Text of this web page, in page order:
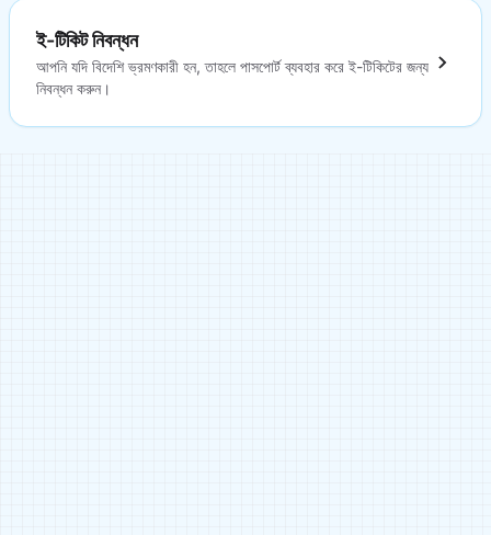
ই-টিকিট নিবন্ধন
আপনি যদি বিদেশি ভ্রমণকারী হন, তাহলে পাসপোর্ট ব্যবহার করে ই-টিকিটের জন্য
নিবন্ধন করুন।